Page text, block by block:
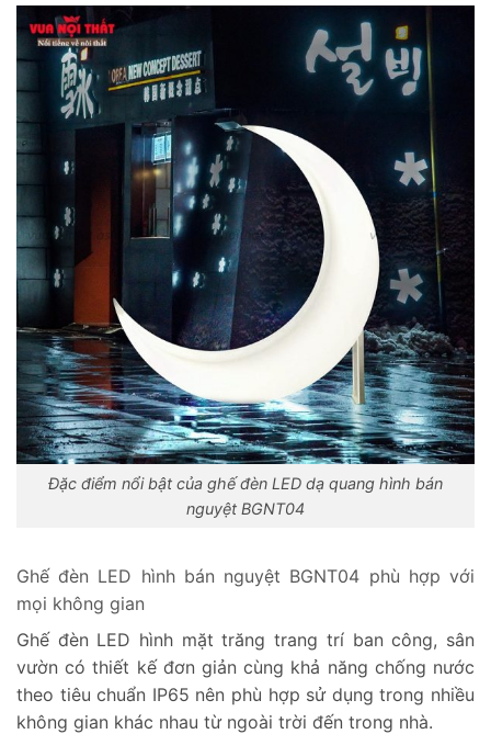
Đặc điểm nổi bật của ghế đèn LED dạ quang hình bán
nguyệt BGNT04
Ghế đèn LED hình bán nguyệt BGNT04 phù hợp với
mọi không gian
Ghế đèn LED hình mặt trăng trang trí ban công, sân
vườn có thiết kế đơn giản cùng khả năng chống nước
theo tiêu chuẩn IP65 nên phù hợp sử dụng trong nhiều
không gian khác nhau từ ngoài trời đến trong nhà.